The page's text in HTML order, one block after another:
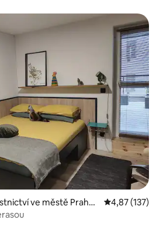
ve městě Praha
Průměrné
4,87 (137)